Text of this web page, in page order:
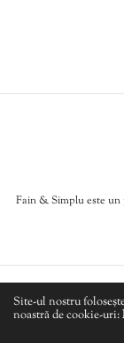
Fain & Simplu este
Site-ul nostru
noastră de cookie-uri: